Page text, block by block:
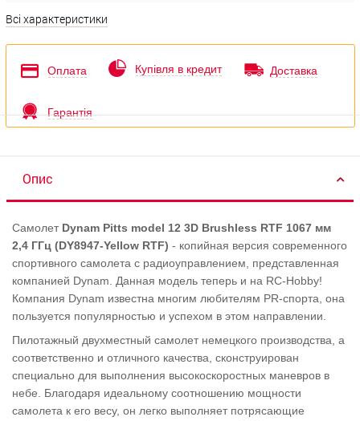
Всі характеристики
Оплата Купівля в кредит Доставка
Гарантія
Опис
СамолетDynam Pitts model 12 3D Brushless RTF 1067 мм
2,4 ГГц (DY8947-Yellow RTF) - копийная версия современного
спортивного самолета с радиоуправлением, представленная
компанией Dynam. Данная модель теперь и на RC-Hobby!
Компания Dynam известна многим любителям PR-спорта, она
пользуется популярностью и успехом в этом направлении.
Пилотажный двухместный самолет немецкого производства, а
соответственно и отличного качества, сконструирован
специально для выполнения высокоскоростных маневров в
небе. Благодаря идеальному соотношению мощности
самолета к его весу, он легко выполняет потрясающие